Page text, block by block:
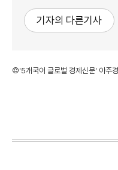
기자의 다른기사
©'5개국어 글로벌 경제신문' 아주